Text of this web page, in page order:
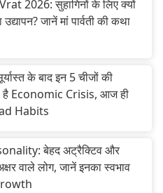
2026: सुहागिनों के लिए क्यों
जानें मां पार्वती की कथा
के बाद इन 5 चीजों की
है Economic Crisis, आज ही
Habits
बेहद अट्रैक्टिव और
वाले लोग, जानें इनका स्वभाव